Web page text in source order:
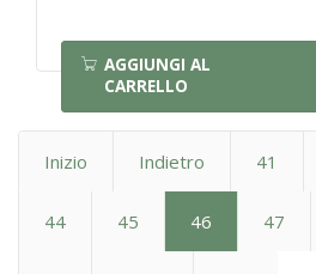
AGGIUNGI AL
CARRELLO
Inizio Indietro 41
44 45 46 47